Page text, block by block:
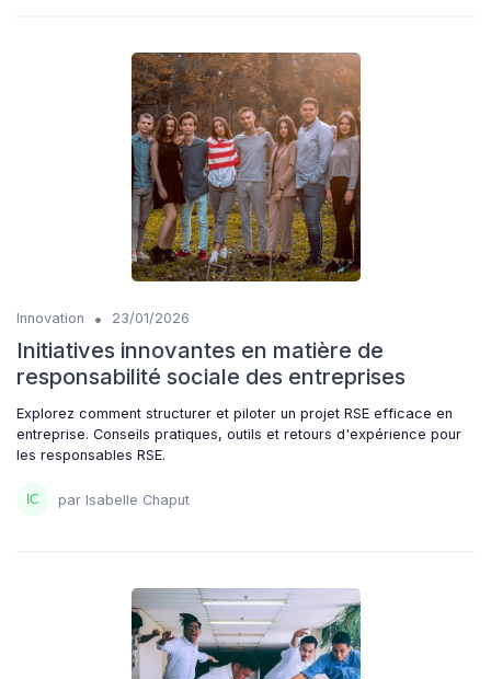
Innovation • 23/01/2026
Initiatives innovantes en matière de
responsabilité sociale des entreprises
Explorez comment structurer et piloter un projet RSE efficace en
entreprise. Conseils pratiques, outils et retours d'expérience pour
les responsables RSE.
par Isabelle Chaput